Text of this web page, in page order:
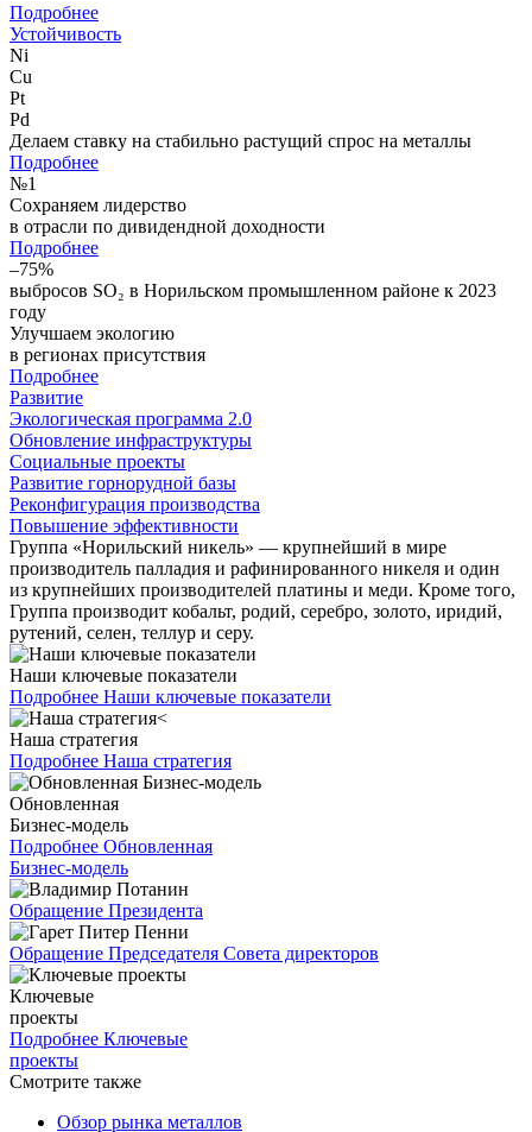
Подробнее
Устойчивость
Ni
Cu
Pt
Pd
Делаем ставку на стабильно растущий спрос на металлы
Подробнее
№1
Сохраняем лидерство
в отрасли по дивидендной доходности
Подробнее
–75%
выбросов SO₂ в Норильском промышленном районе к 2023
году
Улучшаем экологию
в регионах присутствия
Подробнее
Развитие
Экологическая программа 2.0
Обновление инфраструктуры
Социальные проекты
Развитие горнорудной базы
Реконфигурация производства
Повышение эффективности
Группа «Норильский никель» — крупнейший в мире
производитель палладия и рафинированного никеля и один
из крупнейших производителей платины и меди. Кроме того,
Группа производит кобальт, родий, серебро, золото, иридий,
рутений, селен, теллур и серу.
Наши ключевые показатели
Подробнее Наши ключевые показатели
Наша стратегия
Подробнее Наша стратегия
Обновленная
Бизнес-модель
Подробнее Обновленная
Бизнес-модель
Обращение Президента
Обращение Председателя Совета директоров
Ключевые
проекты
Подробнее Ключевые
проекты
Смотрите также
Обзор рынка металлов